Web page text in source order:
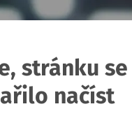
stránku se
načíst